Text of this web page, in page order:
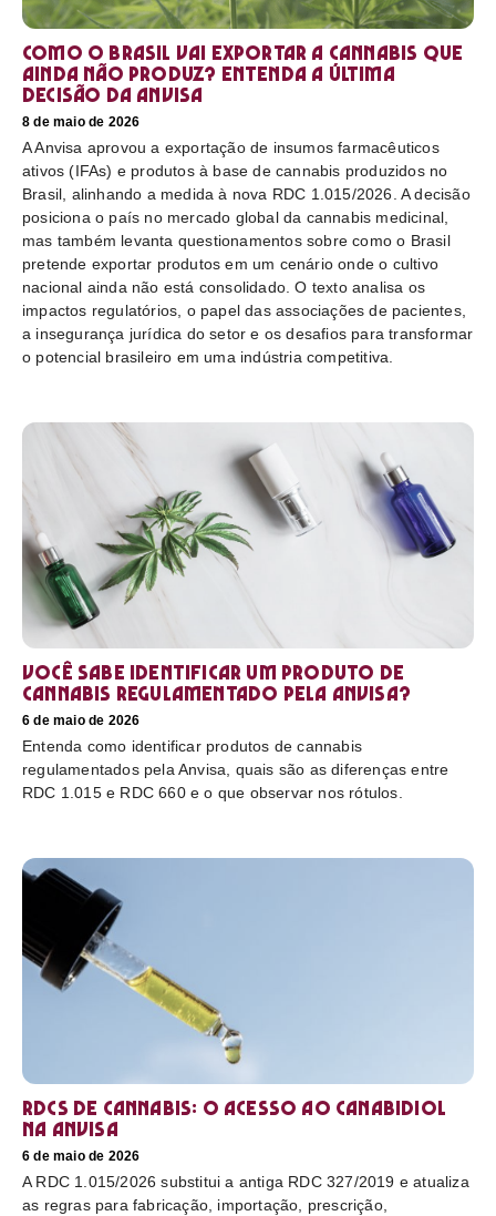
Como o Brasil vai exportar a cannabis que
ainda não produz? Entenda a última
decisão da Anvisa
8 de maio de 2026
A Anvisa aprovou a exportação de insumos farmacêuticos
ativos (IFAs) e produtos à base de cannabis produzidos no
Brasil, alinhando a medida à nova RDC 1.015/2026. A decisão
posiciona o país no mercado global da cannabis medicinal,
mas também levanta questionamentos sobre como o Brasil
pretende exportar produtos em um cenário onde o cultivo
nacional ainda não está consolidado. O texto analisa os
impactos regulatórios, o papel das associações de pacientes,
a insegurança jurídica do setor e os desafios para transformar
o potencial brasileiro em uma indústria competitiva.
Você sabe identificar um produto de
cannabis regulamentado pela Anvisa?
6 de maio de 2026
Entenda como identificar produtos de cannabis
regulamentados pela Anvisa, quais são as diferenças entre
RDC 1.015 e RDC 660 e o que observar nos rótulos.
RDCs de cannabis: o acesso ao canabidiol
na Anvisa
6 de maio de 2026
A RDC 1.015/2026 substitui a antiga RDC 327/2019 e atualiza
as regras para fabricação, importação, prescrição,